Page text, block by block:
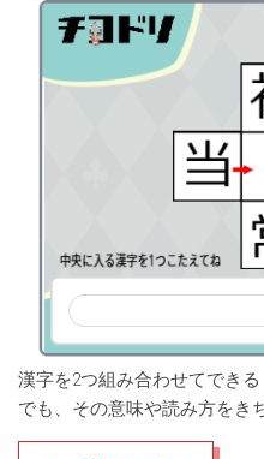
漢字を2つ組み合わせてできる
でも、その意味や読み方をき